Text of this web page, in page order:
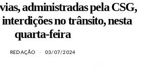
administradas pela CSG,
no trânsito, nesta
quarta-feira
REDAÇÃO 03/07/2024